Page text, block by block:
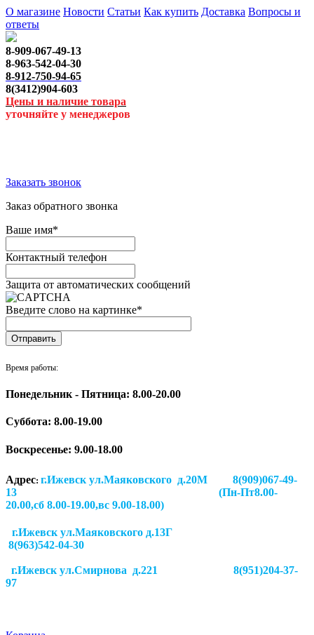
О магазине Новости Статьи Как купить Доставка Вопросы и
ответы
8-909-067-49-13
8-963-542-04-30
8-912-750-94-65
8(3412)904-603
Цены и наличие товара
уточняйте у менеджеров
Заказать звонок
Заказ обратного звонка
Ваше имя*
Контактный телефон
Защита от автоматических сообщений
Введите слово на картинке*
Время работы:
Понедельник - Пятница: 8.00-20.00
Суббота: 8.00-19.00
Воскресенье: 9.00-18.00
Адрес: г.Ижевск ул.Маяковского д.20М 8(909)067-49-
13 (Пн-Пт8.00-
20.00,сб 8.00-19.00,вс 9.00-18.00)
г.Ижевск ул.Маяковского д.13Г
8(963)542-04-30
г.Ижевск ул.Смирнова д.221
8(951)204-37-
97